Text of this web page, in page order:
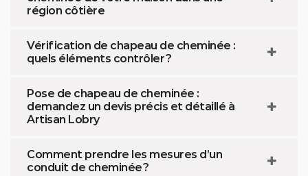
région côtière
Vérification de chapeau de cheminée :
quels éléments contrôler ?
Pose de chapeau de cheminée :
demandez un devis précis et détaillé à
Artisan Lobry
Comment prendre les mesures d’un
conduit de cheminée ?